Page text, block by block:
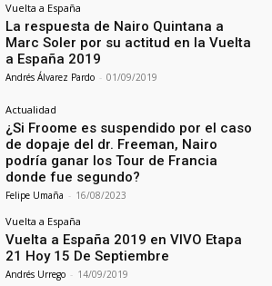
Vuelta a España
La respuesta de Nairo Quintana a
Marc Soler por su actitud en la Vuelta
a España 2019
Andrés Álvarez Pardo - 01/09/2019
Actualidad
¿Si Froome es suspendido por el caso
de dopaje del dr. Freeman, Nairo
podría ganar los Tour de Francia
donde fue segundo?
Felipe Umaña - 16/08/2023
Vuelta a España
Vuelta a España 2019 en VIVO Etapa
21 Hoy 15 De Septiembre
Andrés Urrego - 14/09/2019